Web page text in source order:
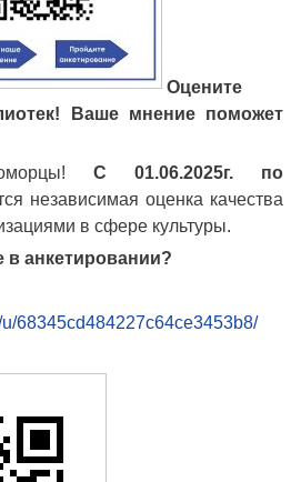
Оцените
Ваше мнение поможет
С 01.06.2025г. по
независимая оценка качества
в сфере культуры.
в анкетировании?
68345cd484227c64ce3453b8/